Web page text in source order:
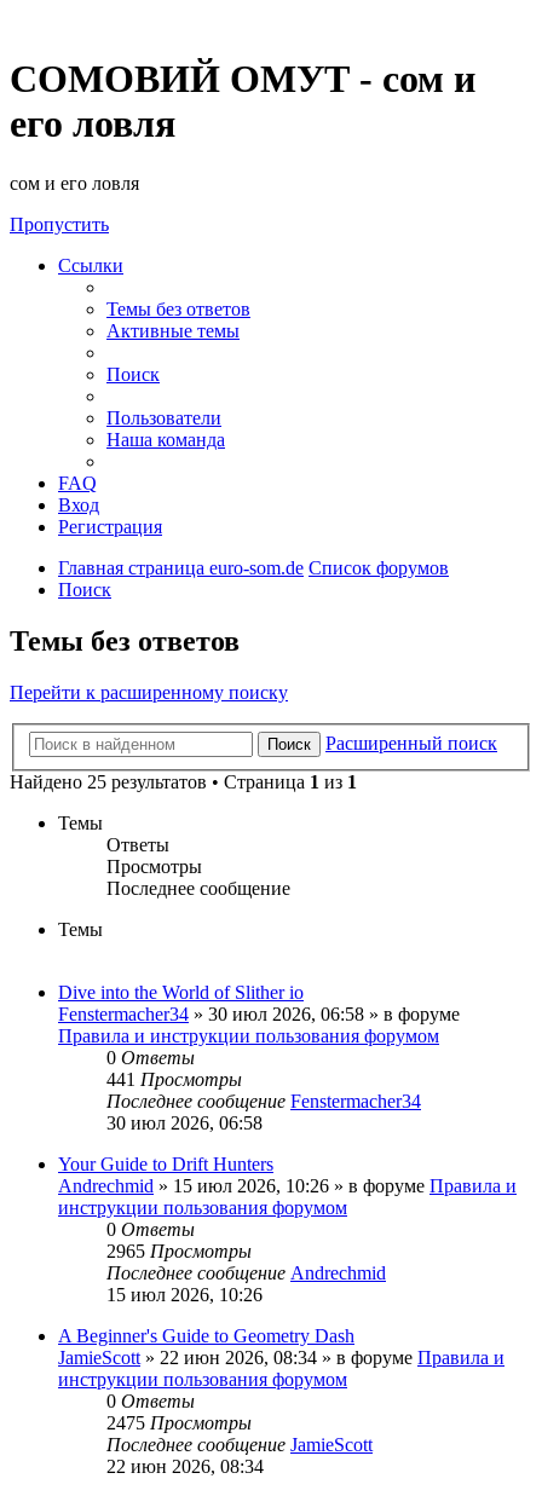
СОМОВИЙ ОМУТ - сом и
его ловля
сом и его ловля
Пропустить
Ссылки
Темы без ответов
Активные темы
Поиск
Пользователи
Наша команда
FAQ
Вход
Регистрация
Главная страница euro-som.de Список форумов
Поиск
Темы без ответов
Перейти к расширенному поиску
Поиск
Расширенный поиск
Найдено 25 результатов • Страница 1 из 1
Темы
Ответы
Просмотры
Последнее сообщение
Темы
Dive into the World of Slither io
Fenstermacher34 » 30 июл 2026, 06:58 » в форуме
Правила и инструкции пользования форумом
0 Ответы
441 Просмотры
Последнее сообщение Fenstermacher34
30 июл 2026, 06:58
Your Guide to Drift Hunters
Andrechmid » 15 июл 2026, 10:26 » в форуме Правила и
инструкции пользования форумом
0 Ответы
2965 Просмотры
Последнее сообщение Andrechmid
15 июл 2026, 10:26
A Beginner's Guide to Geometry Dash
JamieScott » 22 июн 2026, 08:34 » в форуме Правила и
инструкции пользования форумом
0 Ответы
2475 Просмотры
Последнее сообщение JamieScott
22 июн 2026, 08:34